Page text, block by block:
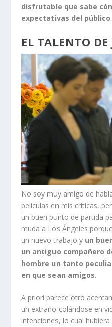
disfrutable que sabe
expectativas del público.
EL TALENTO DE
No soy muy amigo de
películas en mis críticas,
un buen punto de partida
muda a Los Ángeles
un nuevo trabajo y un
un antiguo compañero
hombre un tanto
en que sean amigos.
A priori parece otro
un extraño colándose en
intenciones, lo cual hubiera